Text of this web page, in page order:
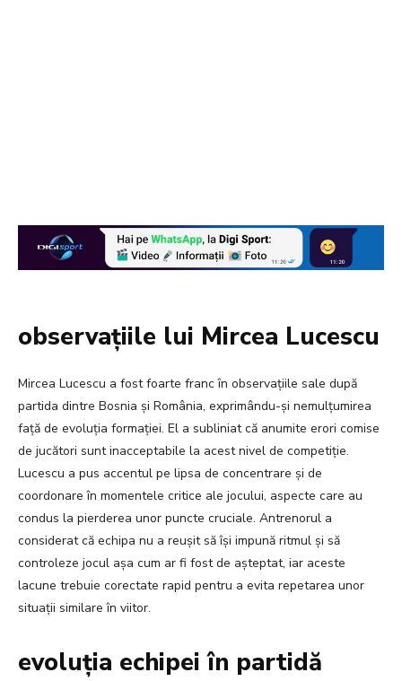
observațiile lui Mircea Lucescu
Mircea Lucescu a fost foarte franc în observațiile sale după
partida dintre Bosnia și România, exprimându-și nemulțumirea
față de evoluția formației. El a subliniat că anumite erori comise
de jucători sunt inacceptabile la acest nivel de competiție.
Lucescu a pus accentul pe lipsa de concentrare și de
coordonare în momentele critice ale jocului, aspecte care au
condus la pierderea unor puncte cruciale. Antrenorul a
considerat că echipa nu a reușit să își impună ritmul și să
controleze jocul așa cum ar fi fost de așteptat, iar aceste
lacune trebuie corectate rapid pentru a evita repetarea unor
situații similare în viitor.
evoluția echipei în partidă